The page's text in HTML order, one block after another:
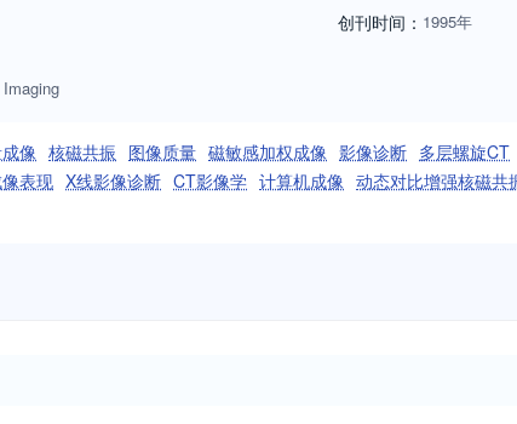
创刊时间： 1995年
像 核磁共振 图像质量 磁敏感加权成像 影像诊断 多层螺旋CT
表现 X线影像诊断 CT影像学 计算机成像 动态对比增强核磁共